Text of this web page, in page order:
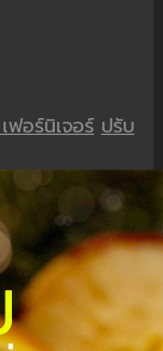
ฟอร์นิเจอร์ ปรับ